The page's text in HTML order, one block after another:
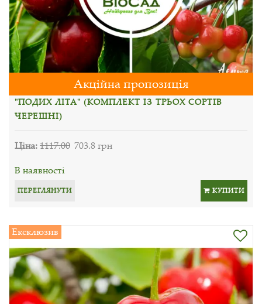
Акційна пропозиція
"ПОДИХ ЛІТА" (КОМПЛЕКТ ІЗ ТРЬОХ СОРТІВ
ЧЕРЕШНІ)
Ціна:1117.00 703.8 грн
В наявності
ПЕРЕГЛЯНУТИ КУПИТИ
Ексклюзив